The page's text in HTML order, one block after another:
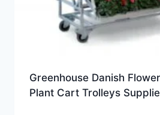
Greenhouse Danish
Plant Cart Trolleys